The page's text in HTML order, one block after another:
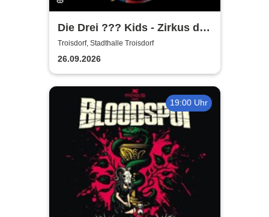
Die Drei ??? Kids - Zirkus der
Rätsel
Troisdorf, Stadthalle Troisdorf
26.09.2026
19:00 Uhr